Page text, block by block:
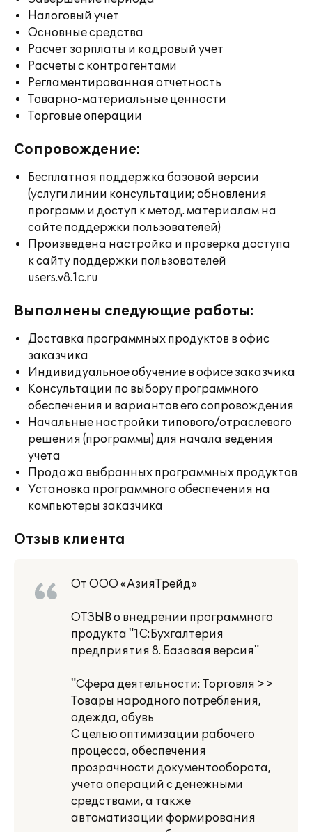
Налоговый учет
Основные средства
Расчет зарплаты и кадровый учет
Расчеты с контрагентами
Регламентированная отчетность
Товарно-материальные ценности
Торговые операции
Сопровождение:
Бесплатная поддержка базовой версии
(услуги линии консультации; обновления
программ и доступ к метод. материалам на
сайте поддержки пользователей)
Произведена настройка и проверка доступа
к сайту поддержки пользователей
users.v8.1c.ru
Выполнены следующие работы:
Доставка программных продуктов в офис
заказчика
Индивидуальное обучение в офисе заказчика
Консультации по выбору программного
обеспечения и вариантов его сопровождения
Начальные настройки типового/отраслевого
решения (программы) для начала ведения
учета
Продажа выбранных программных продуктов
Установка программного обеспечения на
компьютеры заказчика
Отзыв клиента
От ООО «АзияТрейд»
ОТЗЫВ о внедрении программного
продукта "1С:Бухгалтерия
предприятия 8. Базовая версия"
"Сфера деятельности: Торговля >>
Товары народного потребления,
одежда, обувь
С целью оптимизации рабочего
процесса, обеспечения
прозрачности документооборота,
учета операций с денежными
средствами, а также
автоматизации формирования